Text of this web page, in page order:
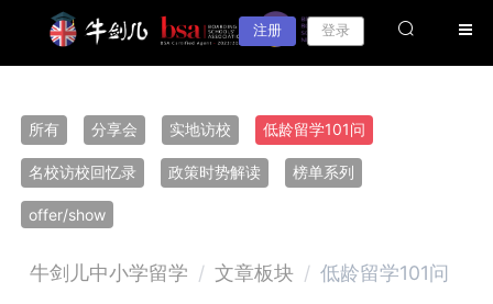
注册 登录
所有 分享会 实地访校 低龄留学101问
名校访校回忆录 政策时势解读 榜单系列
offer/show
牛剑儿中小学留学 / 文章板块 / 低龄留学101问